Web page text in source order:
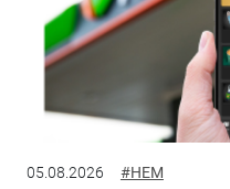
05.08.2026 #HEM